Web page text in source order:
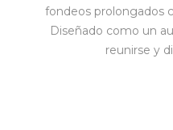
fondeos prolongados
Diseñado como un
reunirse y